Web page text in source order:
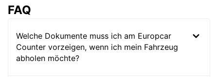
FAQ
Welche Dokumente muss ich am Europcar
Counter vorzeigen, wenn ich mein Fahrzeug
abholen möchte?